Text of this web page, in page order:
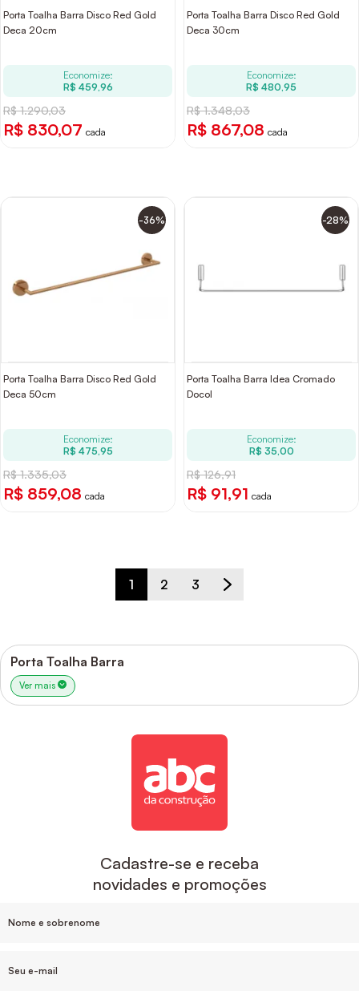
Porta Toalha Barra Disco Red Gold
Deca 20cm
Economize:
R$ 459,96
R$ 1.290,03
R$ 830,07 cada
Porta Toalha Barra Disco Red Gold
Deca 30cm
Economize:
R$ 480,95
R$ 1.348,03
R$ 867,08 cada
-36%
Porta Toalha Barra Disco Red Gold
Deca 50cm
Economize:
R$ 475,95
R$ 1.335,03
R$ 859,08 cada
-28%
Porta Toalha Barra Idea Cromado
Docol
Economize:
R$ 35,00
R$ 126,91
R$ 91,91 cada
1 2 3
Porta Toalha Barra
Ver mais
Cadastre-se e receba
novidades e promoções